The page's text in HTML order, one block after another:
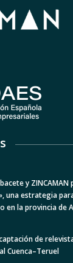
y ZINCAMAN
una estrategia
en la provincia de
de
Cuenca–Teruel